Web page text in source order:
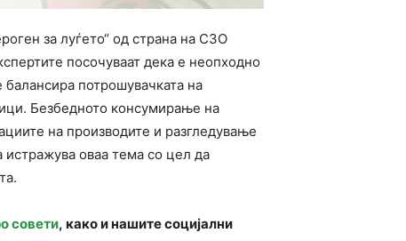
за луѓето“ од страна на СЗО
посочуваат дека е неопходно
балансира потрошувачката на
Безбедното консумирање на
на производите и разгледување
истражува оваа тема со цел да
совети, како и нашите социјални